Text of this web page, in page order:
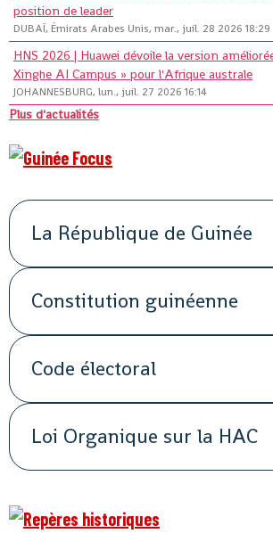
position de leader
DUBAÏ, Émirats Arabes Unis, mar., juil. 28 2026 18:29
HNS 2026 | Huawei dévoile la version
Xinghe AI Campus » pour l'Afrique australe
JOHANNESBURG, lun., juil. 27 2026 16:14
Plus d'actualités
La République de Guinée
Constitution guinéenne
Code électoral
Loi Organique sur la HAC